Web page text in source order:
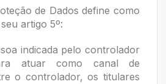
de Dados define como
artigo 5º:
indicada pelo controlador
atuar como canal de
o controlador, os titulares